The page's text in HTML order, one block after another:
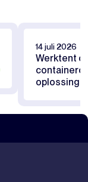
14 juli 2026
Werktent of
oplossing